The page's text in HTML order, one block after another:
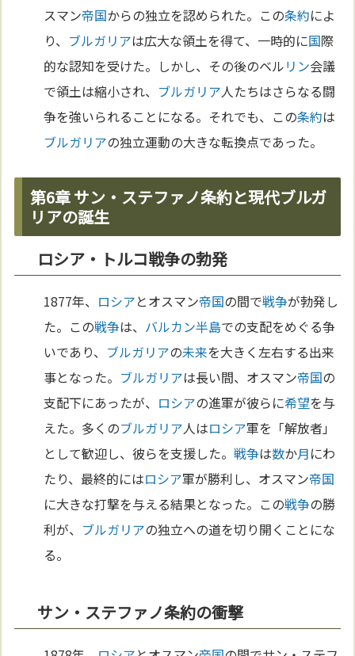
スマン帝国からの独立を認められた。この条約によ
り、 ブルガリアは広大な領土を得て、一時的に国際
的な認知を受けた。しかし、その後のベルリン会議
で領土は縮小され、 ブルガリア人たちはさらなる闘
争を強いられることになる。それでも、この条約は
ブルガリアの独立運動の大きな転換点であった。
第6章 サン・ステファノ条約と現代ブルガ
リアの誕生
ロシア・トルコ戦争の勃発
1877年、 ロシアとオスマン帝国の間で戦争が勃発し
た。この戦争は、 バルカン半島での支配をめぐる争
いであり、 ブルガリアの未来を大きく左右する出来
事となった。 ブルガリアは長い間、オスマン帝国の
支配下にあったが、 ロシアの進軍が彼らに希望を与
えた。多くのブルガリア人はロシア軍を「解放者」
として歓迎し、彼らを支援した。戦争は数か月にわ
たり、最終的にはロシア軍が勝利し、オスマン帝国
に大きな打撃を与える結果となった。この戦争の勝
利が、 ブルガリアの独立への道を切り開くことにな
る。
サン・ステファノ条約の衝撃